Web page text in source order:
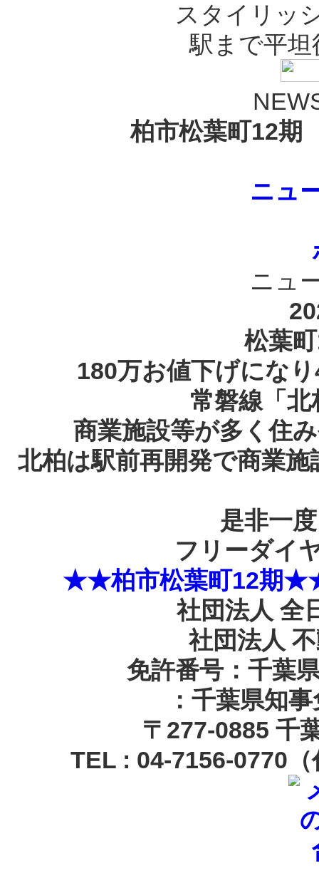
スタイリッ
駅まで平坦
柏市松葉町12
ニュ
ニュ
松葉
180万お値下げにな
常磐線「
商業施設等が多く住
北柏は駅前再開発で商業
是非一
フリーダイ
★★柏市松葉町12期★★
社団法人 全
社団法人
免許番号：千葉
：千葉県知
〒 277-0885 千
TEL : 04-7156-0770